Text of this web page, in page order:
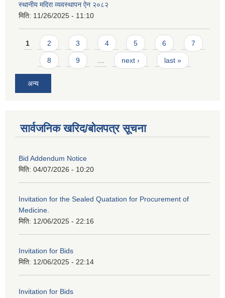
स्थानीय मदिरा व्यवस्थापन ऐन २०८२
मिति: 11/26/2025 - 11:10
Pages
1 2 3 4 5 6 7
8 9 next › last »
अन्य
सार्वजनिक खरिद/बोलपत्र सूचना
Bid Addendum Notice
मिति: 04/07/2026 - 10:20
Invitation for the Sealed Quatation for Procurement of
Medicine.
मिति: 12/06/2025 - 22:16
Invitation for Bids
मिति: 12/06/2025 - 22:14
Invitation for Bids